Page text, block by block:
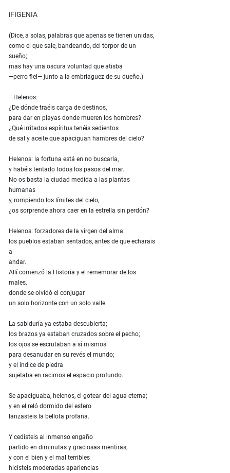
FIGENIA
(Dice, a solas, palabras que apenas se tienen unidas,
como el que sale, bandeando, del torpor de un
sueño;
mas hay una oscura voluntad que atisba
—perro fiel— junto a la embriaguez de su dueño.)
—Helenos:
¿De dónde traéis carga de destinos,
para dar en playas donde mueren los hombres?
¿Qué irritados espíritus tenéis sedientos
de sal y aceite que apaciguan hambres del cielo?
Helenos: la fortuna está en no buscarla,
y habéis tentado todos los pasos del mar.
No os basta la ciudad medida a las plantas
humanas
y, rompiendo los límites del cielo,
¿os sorprende ahora caer en la estrella sin perdón?
Helenos: forzadores de la virgen del alma:
los pueblos estaban sentados, antes de que echarais
a
andar.
Allí comenzó la Historia y el rememorar de los
males,
donde se olvidó el conjugar
un solo horizonte con un solo valle.
La sabiduría ya estaba descubierta;
los brazos ya estaban cruzados sobre el pecho;
los ojos se escrutaban a sí mismos
para desanudar en su revés el mundo;
y el índice de piedra
sujetaba en racimos el espacio profundo.
Se apaciguaba, helenos, el gotear del agua eterna;
y en el reló dormido del estero
lanzasteis la bellota profana.
Y cedisteis al inmenso engaño
partido en diminutas y graciosas mentiras;
y con el bien y el mal terribles
hicisteis moderadas apariencias